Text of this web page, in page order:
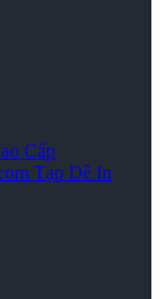
Cấp
Tạp Dề In